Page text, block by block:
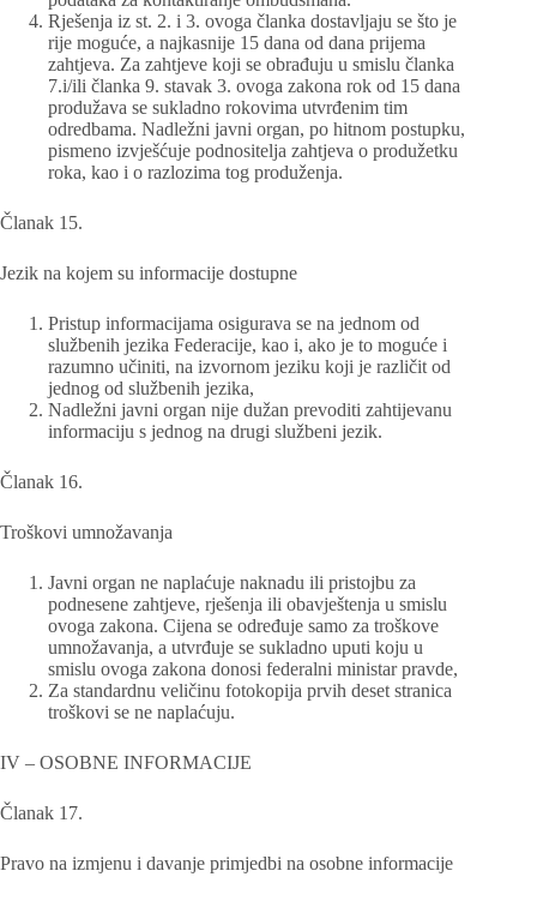
Rješenja iz st. 2. i 3. ovoga članka dostavljaju se što je
rije moguće, a najkasnije 15 dana od dana prijema
zahtjeva. Za zahtjeve koji se obrađuju u smislu članka
7.i/ili članka 9. stavak 3. ovoga zakona rok od 15 dana
produžava se sukladno rokovima utvrđenim tim
odredbama. Nadležni javni organ, po hitnom postupku,
pismeno izvješćuje podnositelja zahtjeva o produžetku
roka, kao i o razlozima tog produženja.
Članak 15.
Jezik na kojem su informacije dostupne
Pristup informacijama osigurava se na jednom od
službenih jezika Federacije, kao i, ako je to moguće i
razumno učiniti, na izvornom jeziku koji je različit od
jednog od službenih jezika,
Nadležni javni organ nije dužan prevoditi zahtijevanu
informaciju s jednog na drugi službeni jezik.
Članak 16.
Troškovi umnožavanja
Javni organ ne naplaćuje naknadu ili pristojbu za
podnesene zahtjeve, rješenja ili obavještenja u smislu
ovoga zakona. Cijena se određuje samo za troškove
umnožavanja, a utvrđuje se sukladno uputi koju u
smislu ovoga zakona donosi federalni ministar pravde,
Za standardnu veličinu fotokopija prvih deset stranica
troškovi se ne naplaćuju.
IV – OSOBNE INFORMACIJE
Članak 17.
Pravo na izmjenu i davanje primjedbi na osobne informacije